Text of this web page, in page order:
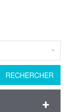
RECHERCHER